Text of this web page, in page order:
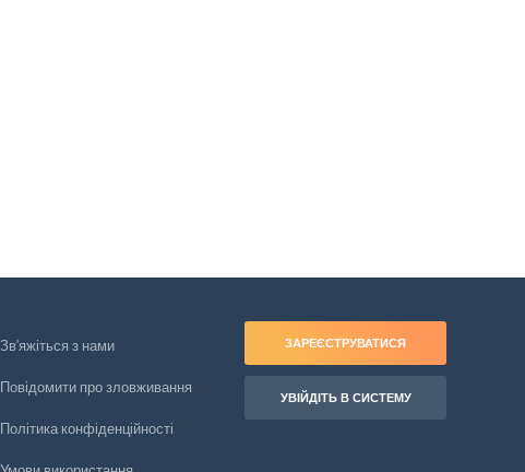
Зв'яжіться з нами
Повідомити про зловживання
Політика конфіденційності
ЗАРЕЄСТРУВАТИСЯ
УВІЙДІТЬ В СИСТЕМУ